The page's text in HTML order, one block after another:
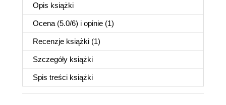
Opis książki
Ocena (5.0/6) i opinie (1)
Recenzje książki (1)
Szczegóły książki
Spis treści książki